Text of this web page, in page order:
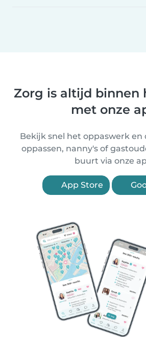
Zorg is altijd binnen
met onze
Bekijk snel het oppaswerk en
oppassen, nanny's of
buurt via onze
App Store